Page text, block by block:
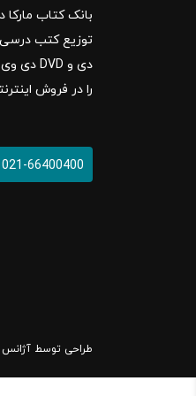
را در فروش
021-66400400
طراحی توسط